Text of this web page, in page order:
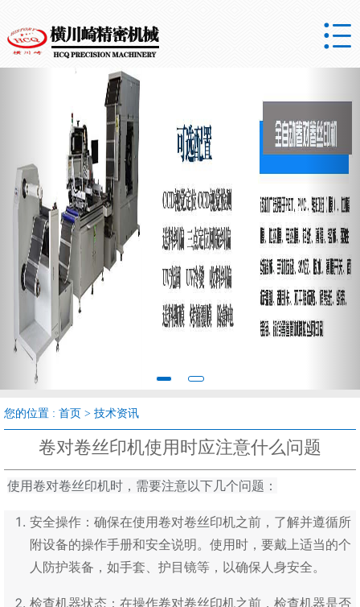

您的位置 : 首页 > 技术资讯
卷对卷丝印机使用时应注意什么问题
使用卷对卷丝印机时，需要注意以下几个问题：
安全操作：确保在使用卷对卷丝印机之前，了解并遵循所
附设备的操作手册和安全说明。使用时，要戴上适当的个
人防护装备，如手套、护目镜等，以确保人身安全。
检查机器状态：在操作卷对卷丝印机之前，检查机器是否